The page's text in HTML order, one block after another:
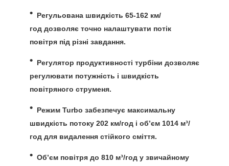
Регульована швидкість 65-162 км/
год дозволяє точно налаштувати потік
повітря під різні завдання.
Регулятор продуктивності турбіни дозволяє
регулювати потужність і швидкість
повітряного струменя.
Режим Turbo забезпечує максимальну
швидкість потоку 202 км/год і об’єм 1014 м³/
год для видалення стійкого сміття.
Об’єм повітря до 810 м³/год у звичайному